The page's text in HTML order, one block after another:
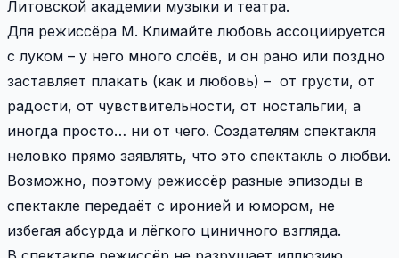
Литовской академии музыки и театра.
Для режиссёра М. Климайте любовь ассоциируется
с луком – у него много слоёв, и он рано или поздно
заставляет плакать (как и любовь) – от грусти, от
радости, от чувствительности, от ностальгии, а
иногда просто… ни от чего. Создателям спектакля
неловко прямо заявлять, что это спектакль о любви.
Возможно, поэтому режиссёр разные эпизоды в
спектакле передаёт с иронией и юмором, не
избегая абсурда и лёгкого циничного взгляда.